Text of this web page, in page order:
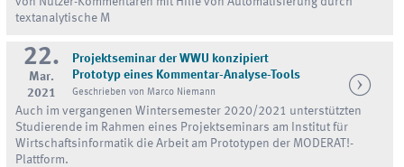
textanalytische M
22.
Mar.
2021
Projektseminar der WWU konzipiert
Prototyp eines Kommentar-Analyse-Tools
Geschrieben von Marco Niemann
Auch im vergangenen Wintersemester 2020/2021 unterstützten
Studierende im Rahmen eines Projektseminars am Institut für
Wirtschaftsinformatik die Arbeit am Prototypen der MODERAT!-
Plattform.